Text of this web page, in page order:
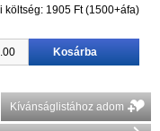
költség: 1905 Ft (1500+áfa)
Kívánságlistához adom